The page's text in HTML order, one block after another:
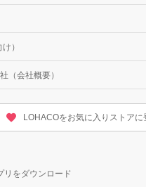
）
（会社概要）
LOHACOをお気に入りストアに
リをダウンロード